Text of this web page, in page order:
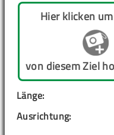
Hier klicken
von diesem Ziel
Länge:
Ausrichtung: